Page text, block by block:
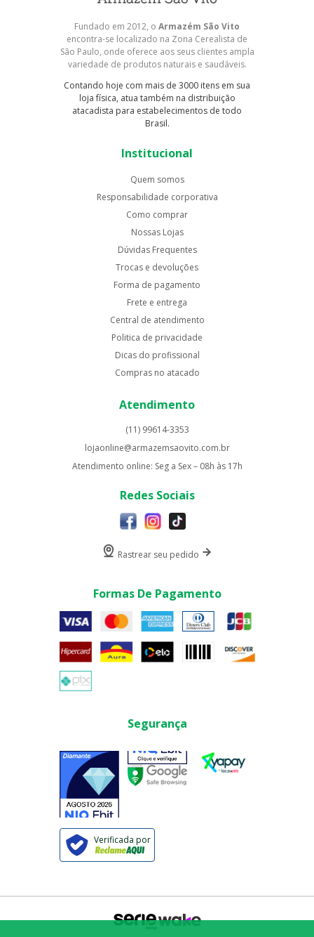
Fundado em 2012, o Armazém São Vito
encontra-se localizado na Zona Cerealista de
São Paulo, onde oferece aos seus clientes ampla
variedade de produtos naturais e saudáveis.
Contando hoje com mais de 3000 itens em sua
loja física, atua também na distribuição
atacadista para estabelecimentos de todo
Brasil.
Institucional
Quem somos
Responsabilidade corporativa
Como comprar
Nossas Lojas
Dúvidas Frequentes
Trocas e devoluções
Forma de pagamento
Frete e entrega
Central de atendimento
Politica de privacidade
Dicas do profissional
Compras no atacado
Atendimento
(11) 99614-3353
lojaonline@armazemsaovito.com.br
Atendimento online: Seg a Sex – 08h às 17h
Redes Sociais
Rastrear seu pedido
Formas De Pagamento
Segurança
Verificada por